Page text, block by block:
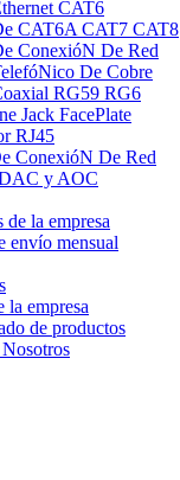
CAT6
CAT6A CAT7 CAT8
ConexióN De Red
De Cobre
RG59 RG6
Jack FacePlate
RJ45
ConexióN De Red
y AOC
de la empresa
envío mensual
la empresa
de productos